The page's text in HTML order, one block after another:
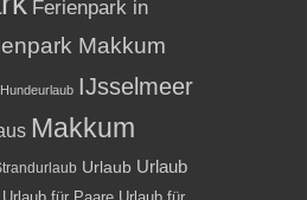
Ferienpark in
Makkum
Hundeurlaub IJsselmeer
Makkum
Urlaub Urlaub